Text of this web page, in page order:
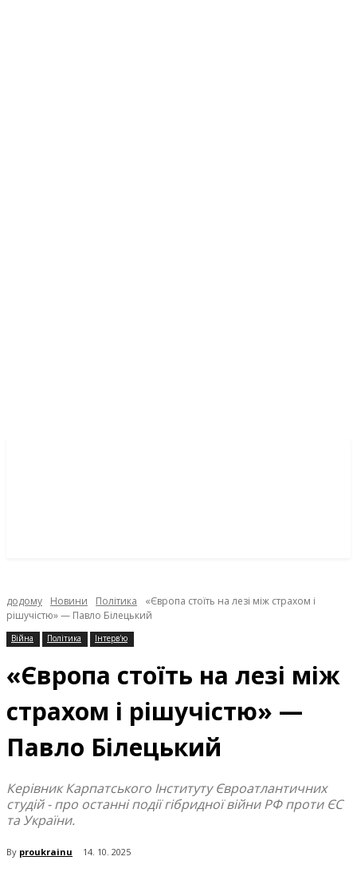
додому Новини Політика
«Європа стоїть на лезі між страхом і
рішучістю» — Павло Білецький
Війна Політика Інтерв'ю
«Європа стоїть на лезі між
страхом і рішучістю» —
Павло Білецький
Керівник Карпатського Інституту Євроатлантичних
студій - про останні події гібридної війни РФ проти ЄС
та України.
By proukrainu 14. 10. 2025